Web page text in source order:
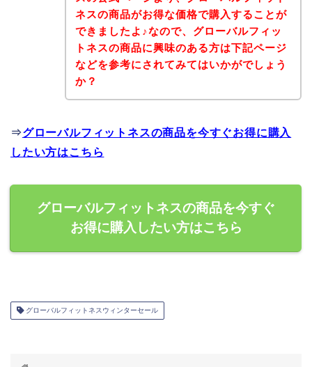
ネスの商品がお得な価格で購入することが
できましたよ♪なので、グローバルフィッ
トネスの商品に興味のある方は下記ページ
などを参考にされてみてはいかがでしょう
か？
⇒グローバルフィットネスの商品を今すぐお得に購入
したい方はこちら
グローバルフィットネスの商品を今すぐ
お得に購入したい方はこちら
グローバルフィットネスウィンターセール